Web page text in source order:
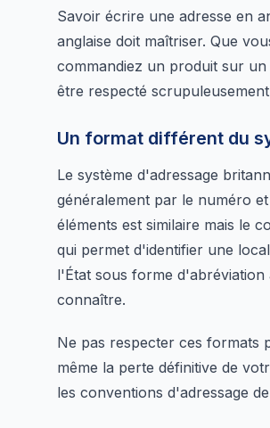
Savoir écrire une adresse en
anglaise doit maîtriser. Que
commandiez un produit sur
être respecté
Un format différent du
Le système d'adressage
généralement par le numéro
éléments est similaire mais le
qui permet d'identifier une
l'État sous forme
connaître.
Ne pas respecter ces formats
même la perte définitive de
les conventions d'adressage